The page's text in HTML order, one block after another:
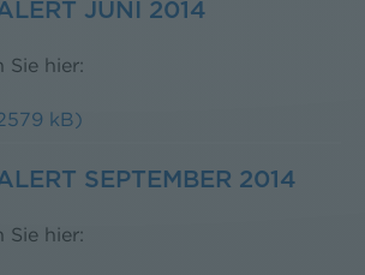
JUNI 2014
Sie hier:
kB)
SEPTEMBER 2014
Sie hier: